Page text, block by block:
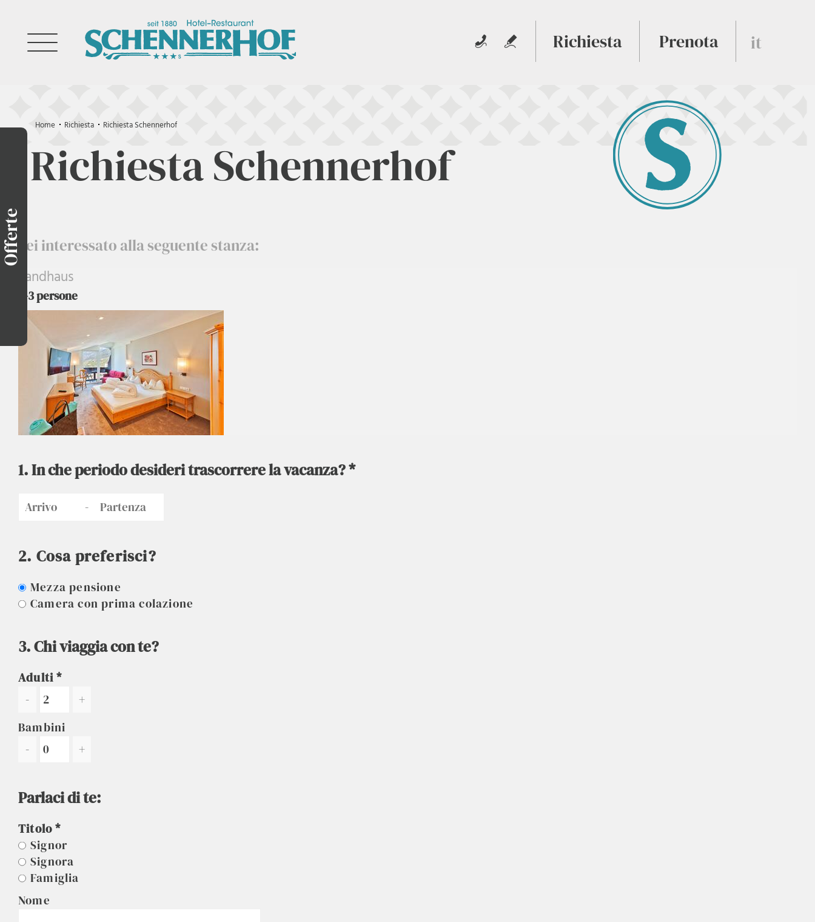
Richiesta Prenota it
Home Richiesta Richiesta Schennerhof
Richiesta Schennerhof
Sei interessato alla seguente stanza:
Landhaus
2-3 persone
1. In che periodo desideri trascorrere la vacanza? *
-
2. Cosa preferisci?
Mezza pensione
Camera con prima colazione
3. Chi viaggia con te?
Adulti
-
+
Bambini
-
+
Parlaci di te:
Titolo
Signor
Signora
Famiglia
Nome